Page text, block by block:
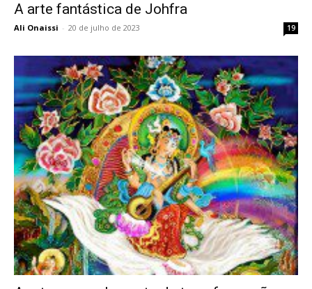
A arte fantástica de Johfra
Ali Onaissi - 20 de julho de 2023 19